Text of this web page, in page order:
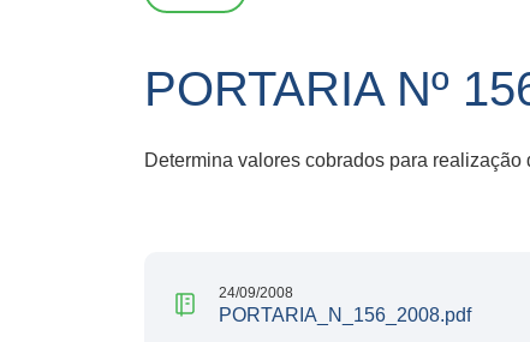
PORTARIA Nº
Determina valores cobrados para
24/09/2008
PORTARIA_N_156_2008.pdf